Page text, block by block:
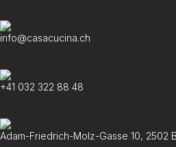
info@casacucina.ch
+41 032 322 88 48
Adam-Friedrich-Molz-Gasse 10, 2502